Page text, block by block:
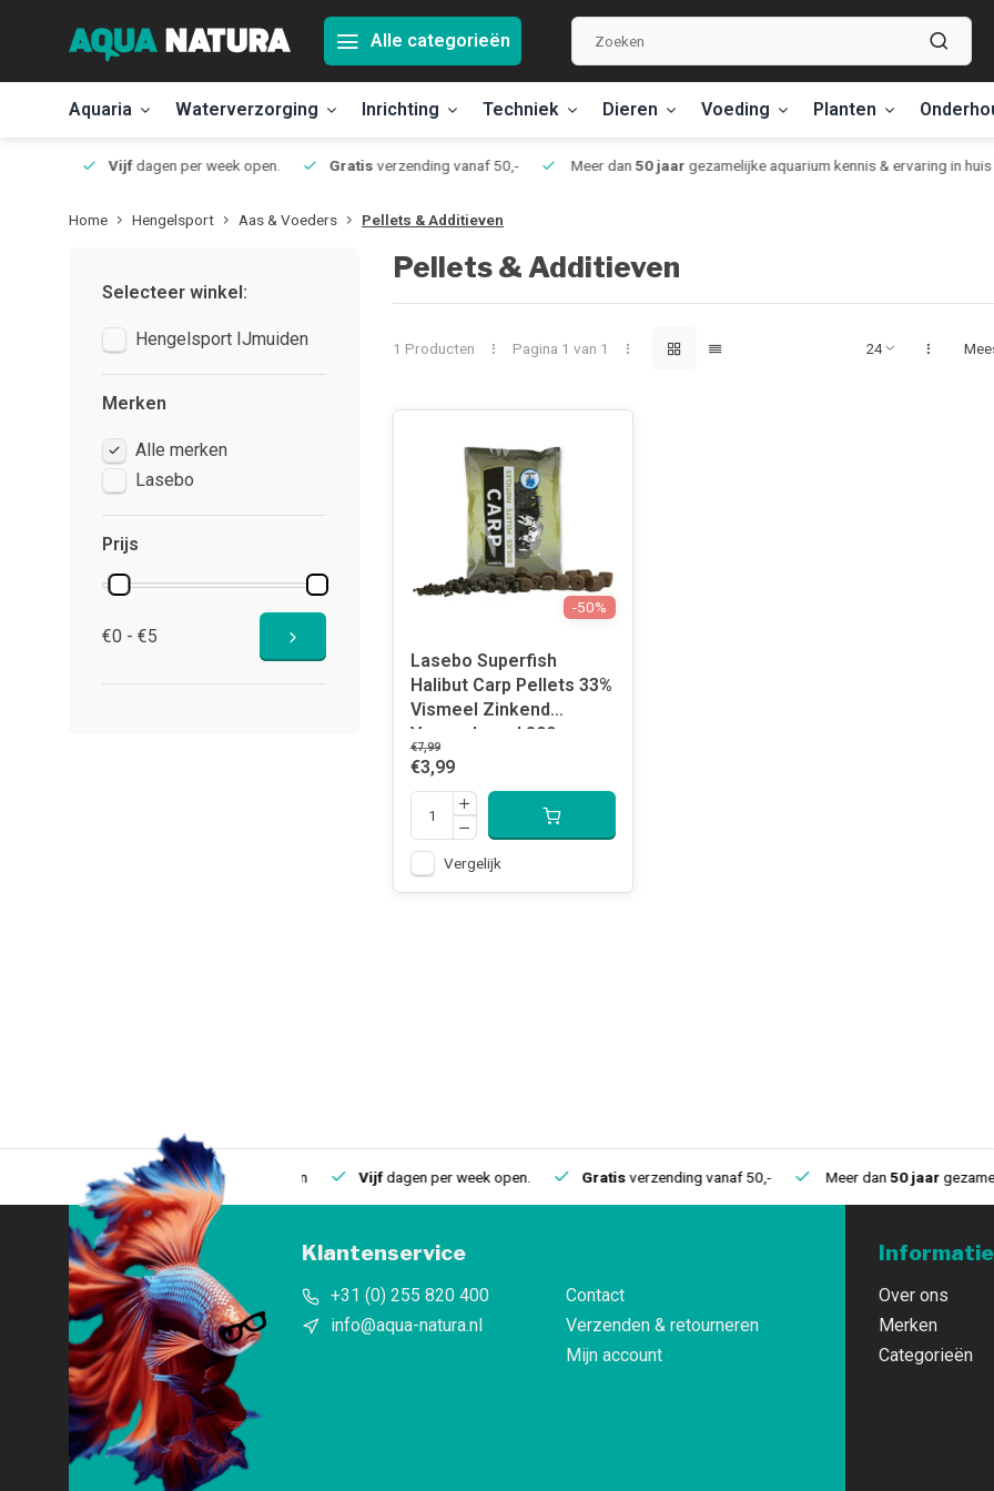
Alle categorieën
Aquaria Waterverzorging Inrichting Techniek Dieren Voeding Planten
Vijfdagen per week open. Gratisverzending vanaf 50,- Meer dan50 jaargezamelijke aquarium kennis & ervaring in huis
Home Hengelsport Aas & Voeders Pellets & Additieven
Selecteer winkel:
Hengelsport IJmuiden
Merken
Alle merken
Lasebo
Prijs
€0 - €5
Pellets & Additieven
1 Producten Pagina 1 van 1
-50%
Lasebo Superfish
Halibut Carp Pellets 33%
Vismeel Zinkend
Voorgeboord 800 gram
€7,99
€3,99
Vergelijk
Eenfysieke winkelin IJmuiden Vijf dagen per week open. Gratisverzending vanaf 50,- Meer dan50 jaargezamelijke
Klantenservice
+31 (0) 255 820 400
info@aqua-natura.nl
Contact
Verzenden & retourneren
Mijn account
Informatie
Over ons
Merken
Categorieën